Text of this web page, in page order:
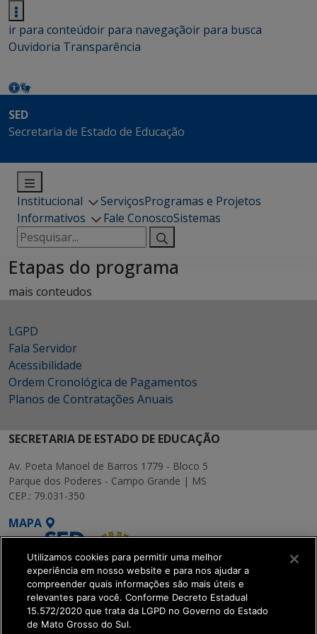
ir para conteúdoir para navegaçãoir para busca
Ouvidoria Transparência
SED
Secretaria de Estado de Educação
Institucional ServiçosProgramas e Projetos
Informativos
Fale ConoscoSistemas
Pesquisar
por:
Etapas do programa
mais conteudos
LGPD
Fala Servidor
Acessibilidade
Ordem Cronológica de Pagamentos
Planos de Contratações Anuais
SECRETARIA DE ESTADO DE EDUCAÇÃO
Av. Poeta Manoel de Barros 1779 - Bloco 5
Parque dos Poderes - Campo Grande | MS
CEP.: 79.031-350
MAPA
SETDIG | Secretaria-
Utilizamos cookies para permitir uma melhor
experiência em nosso website e para nos ajudar a
compreender quais informações são mais úteis e
relevantes para você. Conforme Decreto Estadual
15.572/2020 que trata da LGPD no Governo do Estado
de Mato Grosso do Sul.